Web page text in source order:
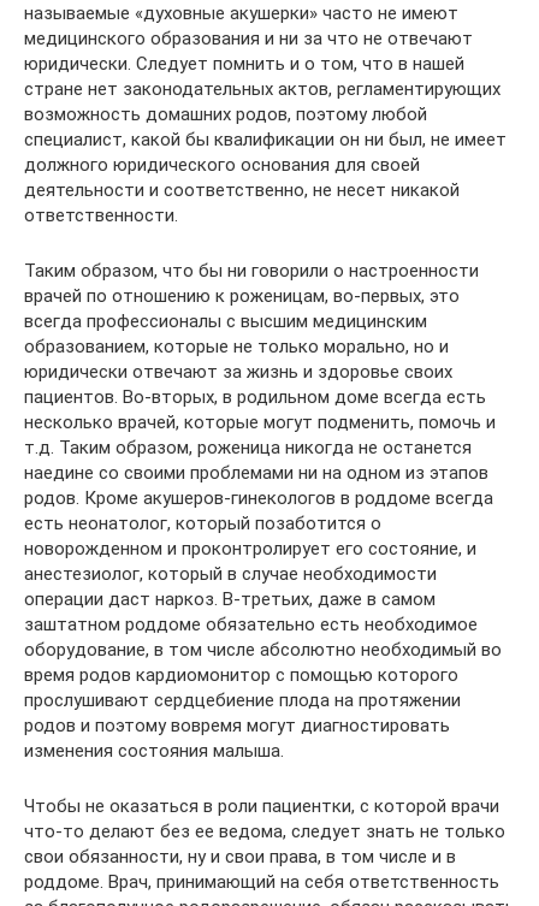
называемые «духовные акушерки» часто не имеют
медицинского образования и ни за что не отвечают
юридически. Следует помнить и о том, что в нашей
стране нет законодательных актов, регламентирующих
возможность домашних родов, поэтому любой
специалист, какой бы квалификации он ни был, не имеет
должного юридического основания для своей
деятельности и соответственно, не несет никакой
ответственности.
Таким образом, что бы ни говорили о настроенности
врачей по отношению к роженицам, во-первых, это
всегда профессионалы с высшим медицинским
образованием, которые не только морально, но и
юридически отвечают за жизнь и здоровье своих
пациентов. Во-вторых, в родильном доме всегда есть
несколько врачей, которые могут подменить, помочь и
т.д. Таким образом, роженица никогда не останется
наедине со своими проблемами ни на одном из этапов
родов. Кроме акушеров-гинекологов в роддоме всегда
есть неонатолог, который позаботится о
новорожденном и проконтролирует его состояние, и
анестезиолог, который в случае необходимости
операции даст наркоз. В-третьих, даже в самом
заштатном роддоме обязательно есть необходимое
оборудование, в том числе абсолютно необходимый во
время родов кардиомонитор с помощью которого
прослушивают сердцебиение плода на протяжении
родов и поэтому вовремя могут диагностировать
изменения состояния малыша.
Чтобы не оказаться в роли пациентки, с которой врачи
что-то делают без ее ведома, следует знать не только
свои обязанности, ну и свои права, в том числе и в
роддоме. Врач, принимающий на себя ответственность